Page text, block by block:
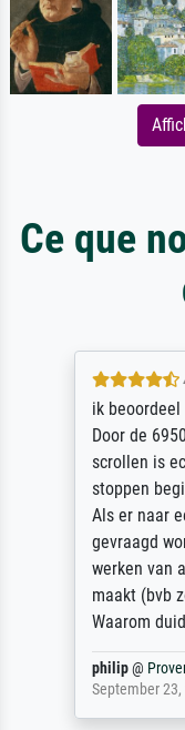
Ce que
ik
Door de
scrollen is
stoppen
Als er naar
gevraagd
werken van
maakt (bvb
Waarom
philip@
September 23,